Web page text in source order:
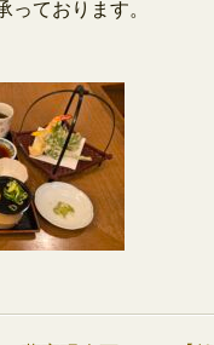
ております。